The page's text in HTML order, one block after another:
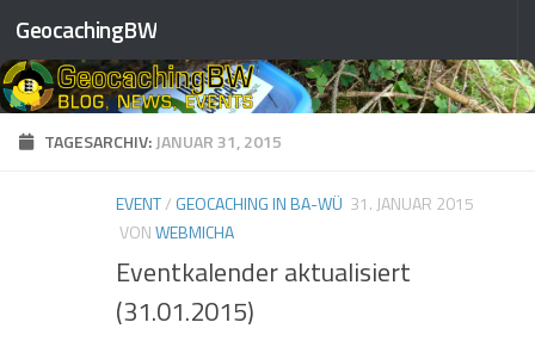
❅
❅ ❅
Zum Inhalt springen
GeocachingBW
TAGESARCHIV:JANUAR 31, 2015
EVENT/ GEOCACHING IN BA-WÜ 31. JANUAR 2015
VONWEBMICHA
Eventkalender aktualisiert
(31.01.2015)